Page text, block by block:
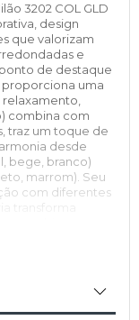
3202 COL GLD
design
que valorizam
e
de destaque
uma
relaxamento,
combina com
traz um toque de
desde
bege, branco)
marrom). Seu
com diferentes
ambientes
mundial